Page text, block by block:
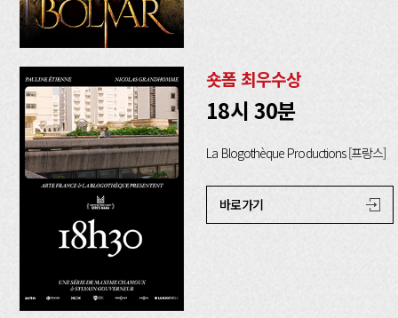
숏폼 최우수상
18시 30분
La Blogothèque Productions [프랑스]
바로가기